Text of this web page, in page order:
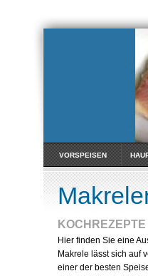
VORSPEISEN
Hier finden Sie eine
Makrele lässt sich auf
einer der besten